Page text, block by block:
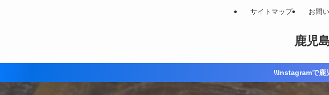
鹿児
サイトマップ お問
\\Instagramで鹿